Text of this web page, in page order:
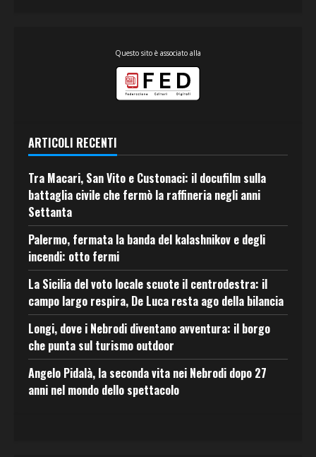
Questo sito è associato alla
ARTICOLI RECENTI
Tra Macari, San Vito e Custonaci: il docufilm sulla
battaglia civile che fermò la raffineria negli anni
Settanta
Palermo, fermata la banda del kalashnikov e degli
incendi: otto fermi
La Sicilia del voto locale scuote il centrodestra: il
campo largo respira, De Luca resta ago della bilancia
Longi, dove i Nebrodi diventano avventura: il borgo
che punta sul turismo outdoor
Angelo Pidalà, la seconda vita nei Nebrodi dopo 27
anni nel mondo dello spettacolo